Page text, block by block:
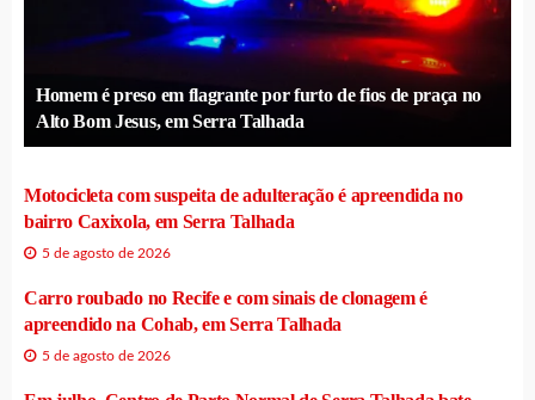
Homem é preso em flagrante por furto de fios de praça no
Alto Bom Jesus, em Serra Talhada
Motocicleta com suspeita de adulteração é apreendida no
bairro Caxixola, em Serra Talhada
5 de agosto de 2026
Carro roubado no Recife e com sinais de clonagem é
apreendido na Cohab, em Serra Talhada
5 de agosto de 2026